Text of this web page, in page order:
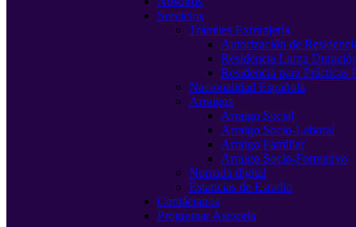
Servicios
Trámites Extranjería
Autorización de
Residencia Larga
Residencia para Prácticas
Nacionalidad Española
Arraigos
Arraigo Social
Arraigo Socio-Laboral
Arraigo Familiar
Arraigo Socio-Formativo
Nomada digital
Estancias de Estudio
Contáctanos
Programar Asesoría